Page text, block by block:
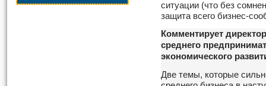
ситуации (что без
защита всего бизнес-
Комментирует
среднего
экономического
Две темы, которые